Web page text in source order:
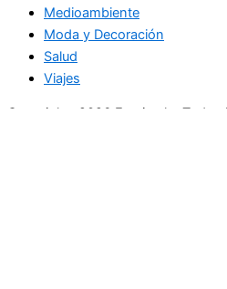
Medioambiente
Moda y Decoración
Salud
Viajes
Copyright+2026 En circulo. Todos